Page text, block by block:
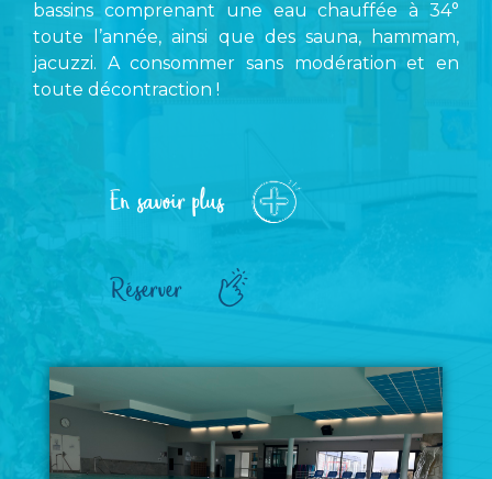
bassins comprenant une eau chauffée à 34°
toute l’année, ainsi que des sauna, hammam,
jacuzzi. A consommer sans modération et en
toute décontraction !
En savoir plus
Réserver